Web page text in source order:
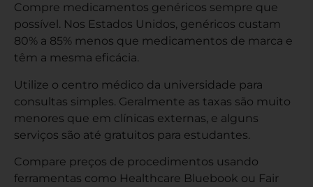
Compre medicamentos genéricos sempre que
possível. Nos Estados Unidos, genéricos custam
80% a 85% menos que medicamentos de marca e
têm a mesma eficácia.
Utilize o centro médico da universidade para
consultas simples. Geralmente as taxas são muito
menores que em clínicas externas, e alguns
serviços são até gratuitos para estudantes.
Compare preços de procedimentos usando
ferramentas como Healthcare Bluebook ou Fair